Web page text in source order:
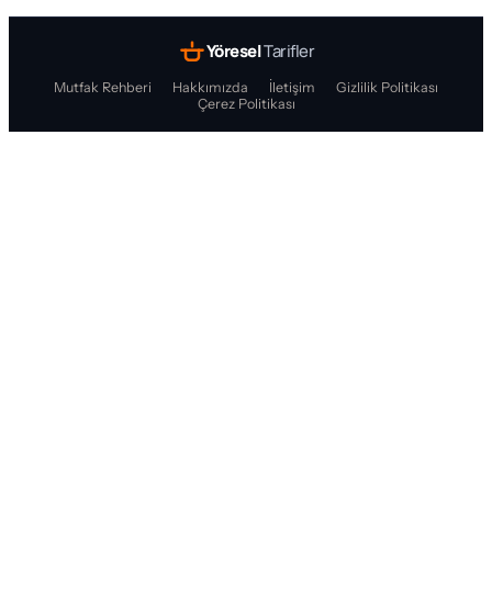
YöreselTarifler
Mutfak Rehberi Hakkımızda İletişim
Gizlilik Politikası
Çerez Politikası